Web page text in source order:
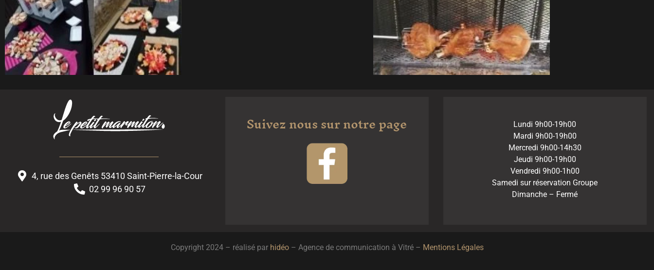
4, rue des Genêts 53410 Saint-Pierre-la-Cour
02 99 96 90 57
Suivez nous sur notre page
Lundi 9h00-19h00
Mardi 9h00-19h00
Mercredi 9h00-14h30
Jeudi 9h00-19h00
Vendredi 9h00-1h00
Samedi sur réservation Groupe
Dimanche – Fermé
Copyright 2024 – réalisé par hidéo– Agence de communication à Vitré – Mentions Légales